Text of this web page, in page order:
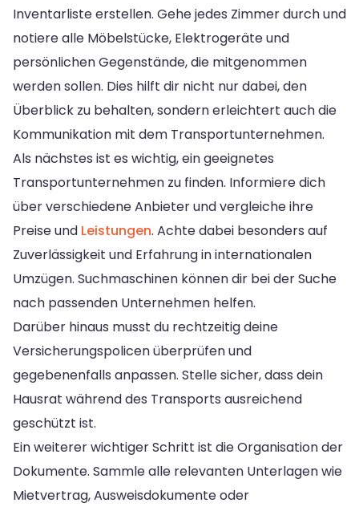
Inventarliste erstellen. Gehe jedes Zimmer durch und
notiere alle Möbelstücke, Elektrogeräte und
persönlichen Gegenstände, die mitgenommen
werden sollen. Dies hilft dir nicht nur dabei, den
Überblick zu behalten, sondern erleichtert auch die
Kommunikation mit dem Transportunternehmen.
Als nächstes ist es wichtig, ein geeignetes
Transportunternehmen zu finden. Informiere dich
über verschiedene Anbieter und vergleiche ihre
Preise und Leistungen. Achte dabei besonders auf
Zuverlässigkeit und Erfahrung in internationalen
Umzügen. Suchmaschinen können dir bei der Suche
nach passenden Unternehmen helfen.
Darüber hinaus musst du rechtzeitig deine
Versicherungspolicen überprüfen und
gegebenenfalls anpassen. Stelle sicher, dass dein
Hausrat während des Transports ausreichend
geschützt ist.
Ein weiterer wichtiger Schritt ist die Organisation der
Dokumente. Sammle alle relevanten Unterlagen wie
Mietvertrag, Ausweisdokumente oder